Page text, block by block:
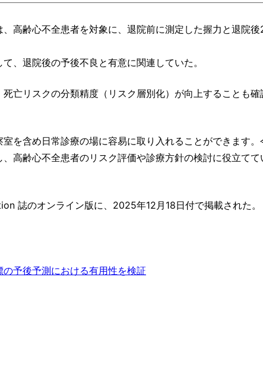
高齢心不全患者を対象に、退院前に測定した握力と退院
、退院後の予後不良と有意に関連していた。
亡リスクの分類精度（リスク層別化）が向上することも確
を含め日常診療の場に容易に取り入れることができます。
高齢心不全患者のリスク評価や診療方針の検討に役立てて
誌のオンライン版に、2025年12月18日付で掲載された。
予後予測における有用性を検証